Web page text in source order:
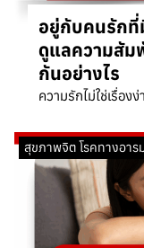
อยู่กับคนรักที่
ดูแลความสัม
กันอย่างไร
ความรักไม่ใช่เรื่อง
สุขภาพจิต โรคทางอา